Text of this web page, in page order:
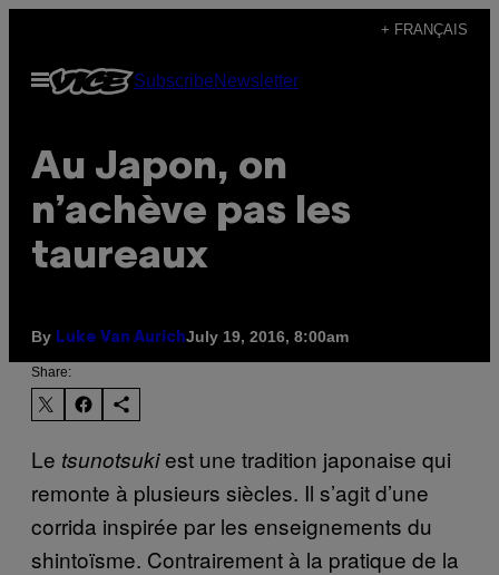
content
+ FRANÇAIS
Open
Menu
SubscribeNewsletter
Au Japon, on
n’achève pas les
taureaux
By Luke Van AurichJuly 19, 2016, 8:00am
Share:
Le tsunotsukiest une tradition japonaise qui
remonte à plusieurs siècles. Il s’agit d’une
corrida inspirée par les enseignements du
shintoïsme. Contrairement à la pratique de la